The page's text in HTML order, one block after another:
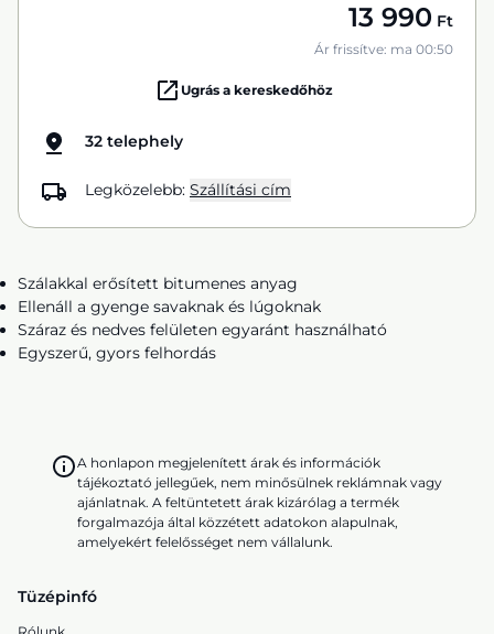
13 990 Ft
Ár frissítve: ma 00:50
Ugrás a kereskedőhöz
32 telephely
Legközelebb: Szállítási cím
Szálakkal erősített bitumenes anyag
Ellenáll a gyenge savaknak és lúgoknak
Száraz és nedves felületen egyaránt használható
Egyszerű, gyors felhordás
A honlapon megjelenített árak és információk
tájékoztató jellegűek, nem minősülnek reklámnak vagy
ajánlatnak. A feltüntetett árak kizárólag a termék
forgalmazója által közzétett adatokon alapulnak,
amelyekért felelősséget nem vállalunk.
Tüzépinfó